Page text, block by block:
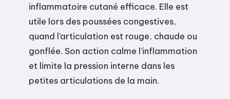
inflammatoire cutané efficace. Elle est
utile lors des poussées congestives,
quand l’articulation est rouge, chaude ou
gonflée. Son action calme l’inflammation
et limite la pression interne dans les
petites articulations de la main.